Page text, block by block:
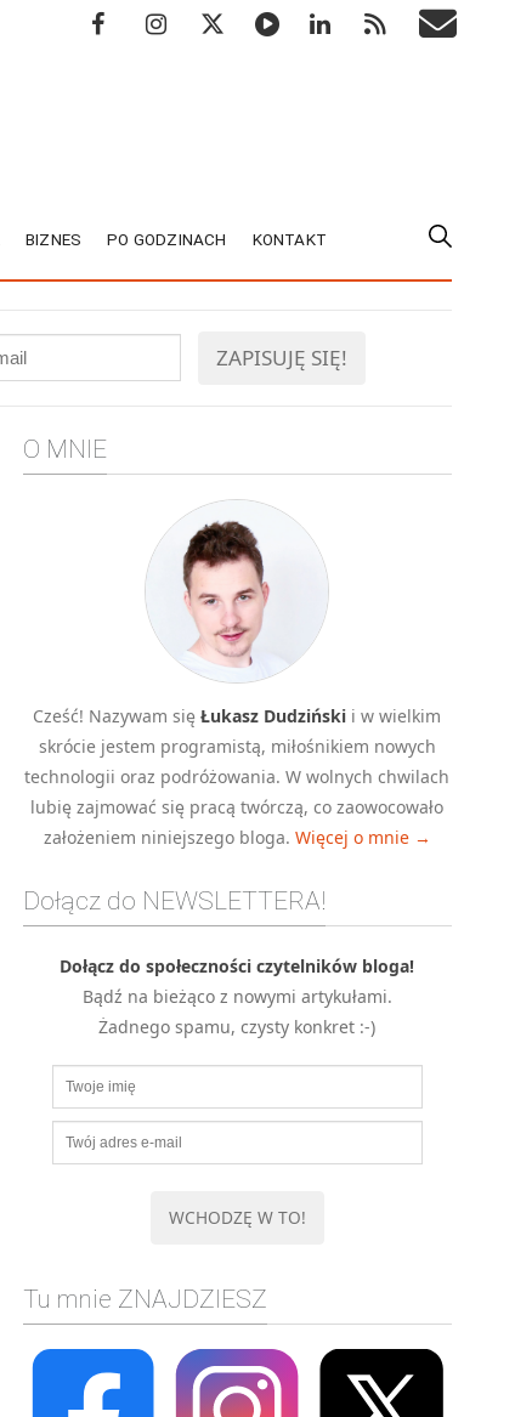
BIZNES PO GODZINACH KONTAKT
O MNIE
Cześć! Nazywam sięŁukasz Dudziński i w wielkim
skrócie jestem programistą, miłośnikiem nowych
technologii oraz podróżowania. W wolnych chwilach
lubię zajmować się pracą twórczą, co zaowocowało
założeniem niniejszego bloga. Więcej o mnie →
Dołącz do NEWSLETTERA!
Dołącz do społeczności czytelników bloga!
Bądź na bieżąco z nowymi artykułami.
Żadnego spamu, czysty konkret :-)
Tu mnie ZNAJDZIESZ